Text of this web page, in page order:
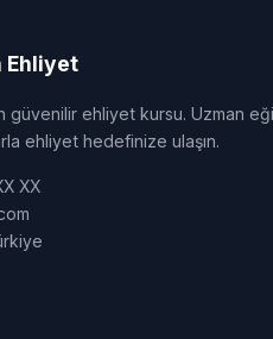
Ehliyet
güvenilir ehliyet kursu. Uzman
ehliyet hedefinize ulaşın.
XX